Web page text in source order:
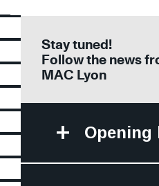
Stay tuned!
Follow the news
MAC Lyon
Opening